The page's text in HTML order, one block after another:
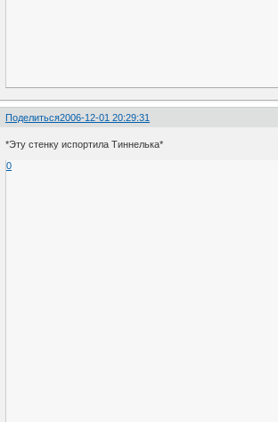
Поделиться2006-12-01 20:29:31
*Эту стенку испортила Тиннелька*
0